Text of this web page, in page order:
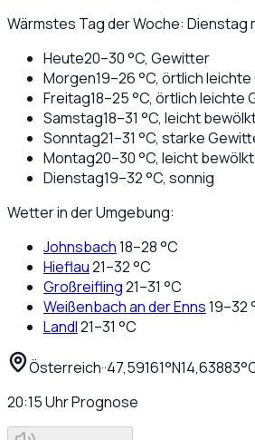
Wärmstes Tag der Woche: Dienstag
Heute20–30°C, Gewitter
Morgen19–26°C, örtlich
Freitag18–25°C, örtlich leichte
Samstag18–31 °C, leicht
Sonntag21–31 °C, starke
Montag20–30°C, leicht bewölkt
Dienstag19–32°C, sonnig
Wetter in der Umgebung:
Johnsbach18–28°C
Hieflau21–32°C
Großreifling21–31 °C
Weißenbach an der Enns19–32
Landl21–31 °C
Österreich··47,59161°N14,63883
20:15UhrPrognose